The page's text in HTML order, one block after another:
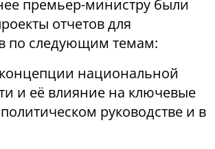
премьер-министру были
отчетов для
по следующим темам:
концепции национальной
и её влияние на ключевые
руководстве и в